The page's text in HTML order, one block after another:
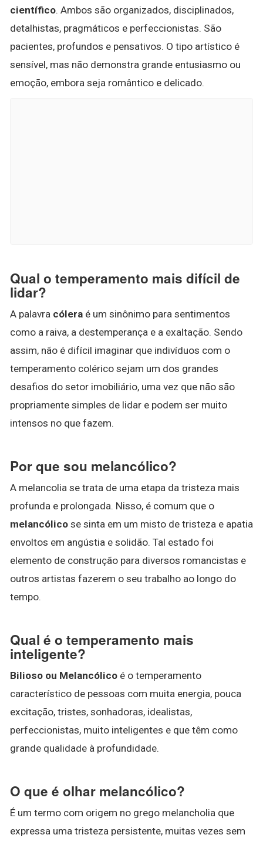
científico. Ambos são organizados, disciplinados,
detalhistas, pragmáticos e perfeccionistas. São
pacientes, profundos e pensativos. O tipo artístico é
sensível, mas não demonstra grande entusiasmo ou
emoção, embora seja romântico e delicado.
Qual o temperamento mais difícil de
lidar?
A palavra cólera é um sinônimo para sentimentos
como a raiva, a destemperança e a exaltação. Sendo
assim, não é difícil imaginar que indivíduos com o
temperamento colérico sejam um dos grandes
desafios do setor imobiliário, uma vez que não são
propriamente simples de lidar e podem ser muito
intensos no que fazem.
Por que sou melancólico?
A melancolia se trata de uma etapa da tristeza mais
profunda e prolongada. Nisso, é comum que o
melancólico se sinta em um misto de tristeza e apatia
envoltos em angústia e solidão. Tal estado foi
elemento de construção para diversos romancistas e
outros artistas fazerem o seu trabalho ao longo do
tempo.
Qual é o temperamento mais
inteligente?
Bilioso ou Melancólico é o temperamento
característico de pessoas com muita energia, pouca
excitação, tristes, sonhadoras, idealistas,
perfeccionistas, muito inteligentes e que têm como
grande qualidade à profundidade.
O que é olhar melancólico?
É um termo com origem no grego melancholia que
expressa uma tristeza persistente, muitas vezes sem